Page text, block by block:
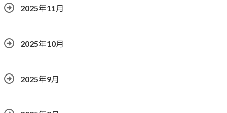
2025年11月
2025年10月
2025年9月